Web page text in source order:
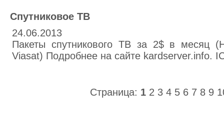
Спутниковое ТВ
24.06.2013
Пакеты спутникового ТВ за 2$ в месяц
Viasat) Подробнее на сайте kardserver.info.
Страница: 1 2 3 4 5 6 7 8 9